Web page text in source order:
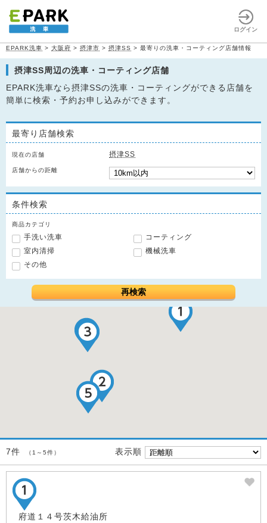
ログイン
EPARK洗車 > 大阪府 > 摂津市 > 摂津SS > 最寄りの洗車・コーティング店舗情報
摂津SS周辺の洗車・コーティング店舗
EPARK洗車なら摂津SSの洗車・コーティングができる店舗を
簡単に検索・予約お申し込みができます。
最寄り店舗検索
現在の店舗 摂津SS
店舗からの距離
条件検索
商品カテゴリ
手洗い洗車
コーティング
室内清掃
機械洗車
その他
再検索
7件 （1～5件） 表示順
府道１４号茨木給油所